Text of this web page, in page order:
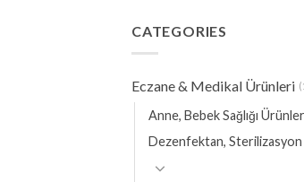
CATEGORIES
Eczane & Medikal Ürünleri
Anne, Bebek Sağlığı
Dezenfektan, Sterilizasyon